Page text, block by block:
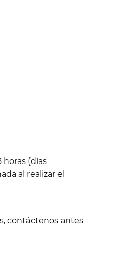
(días
al realizar el
contáctenos antes